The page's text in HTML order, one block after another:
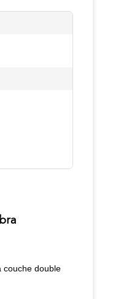
couche double